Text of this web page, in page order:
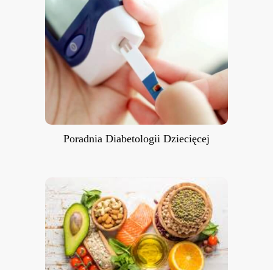
Poradnia Diabetologii Dziecięcej
Poradnia Diabetologii Dziecięcej
Poradnia Dietetyczna